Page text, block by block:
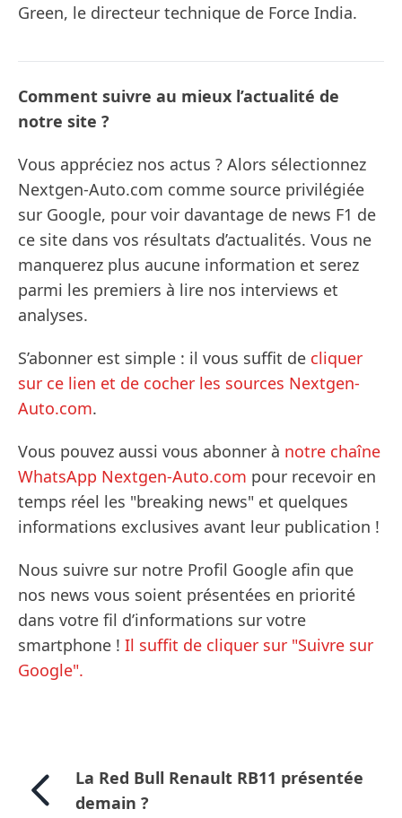
Green, le directeur technique de Force India.
Comment suivre au mieux l’actualité de
notre site ?
Vous appréciez nos actus ? Alors sélectionnez
Nextgen-Auto.com comme source privilégiée
sur Google, pour voir davantage de news F1 de
ce site dans vos résultats d’actualités. Vous ne
manquerez plus aucune information et serez
parmi les premiers à lire nos interviews et
analyses.
S’abonner est simple : il vous suffit de cliquer
sur ce lien et de cocher les sources Nextgen-
Auto.com.
Vous pouvez aussi vous abonner à notre chaîne
WhatsApp Nextgen-Auto.com pour recevoir en
temps réel les "breaking news" et quelques
informations exclusives avant leur publication !
Nous suivre sur notre Profil Google afin que
nos news vous soient présentées en priorité
dans votre fil d’informations sur votre
smartphone ! Il suffit de cliquer sur "Suivre sur
Google".
La Red Bull Renault RB11 présentée
demain ?